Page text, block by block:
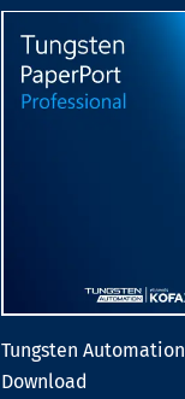
Tungsten Automation
Download